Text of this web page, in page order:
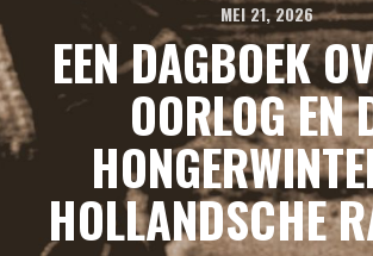
MEI 21, 2026
EEN DAGBOEK
OORLOG EN
HOLLANDSCHE